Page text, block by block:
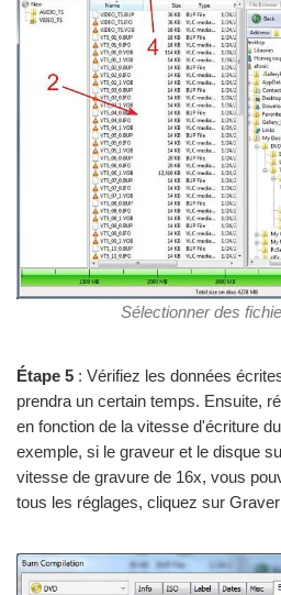
Sélectionner des
Étape 5 : Vérifiez les données
prendra un certain temps. Ensuite,
en fonction de la vitesse d'écriture
exemple, si le graveur et le disque
vitesse de gravure de 16x, vous
tous les réglages, cliquez sur